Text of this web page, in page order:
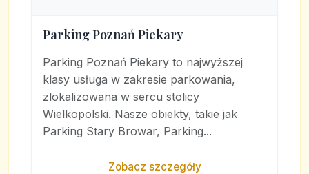
Parking Poznań Piekary
Parking Poznań Piekary to najwyższej
klasy usługa w zakresie parkowania,
zlokalizowana w sercu stolicy
Wielkopolski. Nasze obiekty, takie jak
Parking Stary Browar, Parking...
Zobacz szczegóły